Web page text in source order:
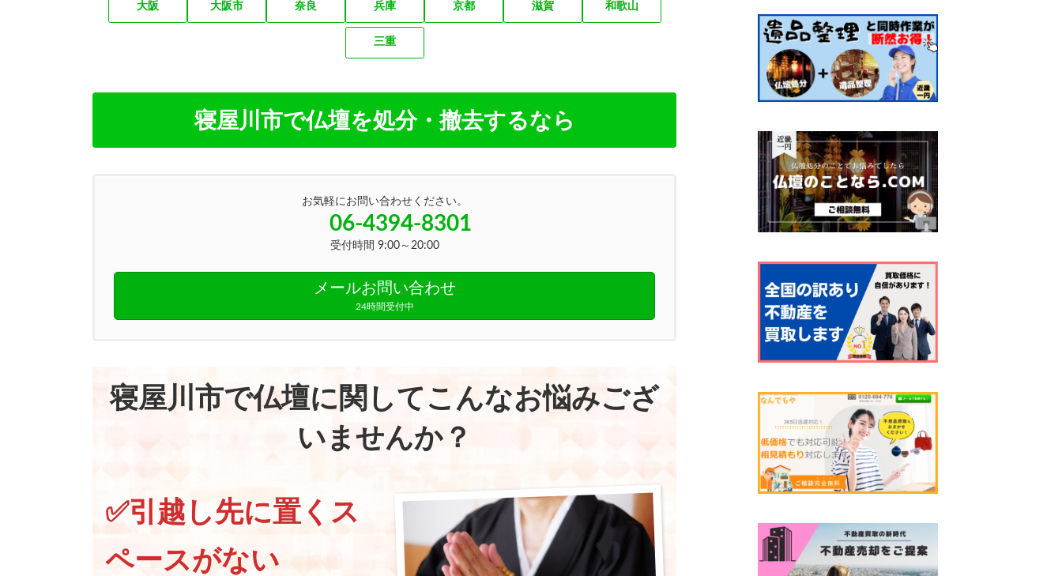
大阪 大阪市 奈良 兵庫 京都 滋賀 和歌山
三重
寝屋川市で仏壇を処分・撤去するなら
お気軽にお問い合わせください。
06-4394-8301
受付時間 9:00～20:00
メールお問い合わせ
24時間受付中
寝屋川市で仏壇に関してこんなお悩みござ
いませんか？
✅引越し先に置くス
ペースがない